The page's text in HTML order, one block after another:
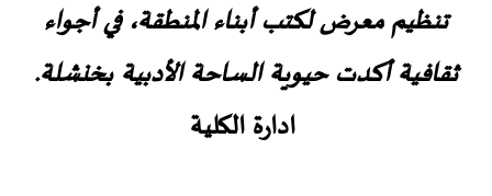
تنظيم معرض لكتب أبناء المنطقة، في أجواء
ثقافية أكدت حيوية الساحة الأدبية بخنشلة.
ادارة الكلية